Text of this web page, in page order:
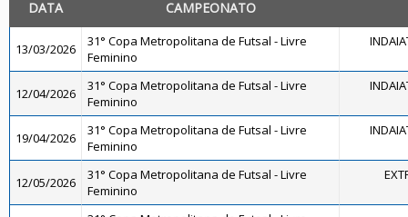
DATA CAMPEONATO
13/03/2026
31° Copa Metropolitana de Futsal - Livre
Feminino
12/04/2026
31° Copa Metropolitana de Futsal - Livre
Feminino
19/04/2026
31° Copa Metropolitana de Futsal - Livre
Feminino
12/05/2026
31° Copa Metropolitana de Futsal - Livre
Feminino